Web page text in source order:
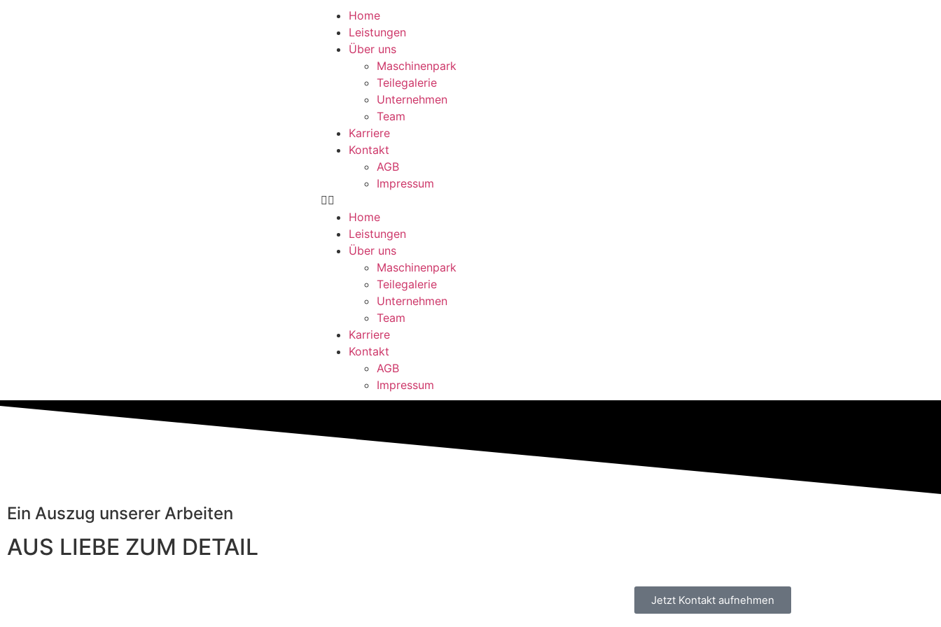
Home
Leistungen
Über uns
Maschinenpark
Teilegalerie
Unternehmen
Team
Karriere
Kontakt
AGB
Impressum
Home
Leistungen
Über uns
Maschinenpark
Teilegalerie
Unternehmen
Team
Karriere
Kontakt
AGB
Impressum
Ein Auszug unserer Arbeiten
AUS LIEBE ZUM DETAIL
Jetzt Kontakt aufnehmen